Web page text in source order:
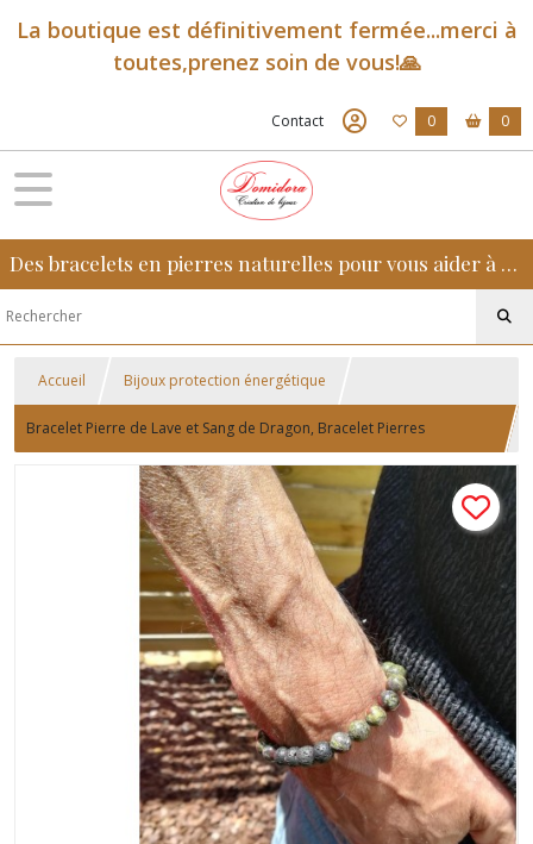
La boutique est définitivement fermée...merci à
toutes,prenez soin de vous!🙏
Contact 0 0
Des bracelets en pierres naturelles pour vous aider à retrouver sérénité, confiance et équilibre au quotidien
Accueil Bijoux protection énergétique
Bracelet Pierre de Lave et Sang de Dragon, Bracelet Pierres
Naturelles de Protection pour Hommes